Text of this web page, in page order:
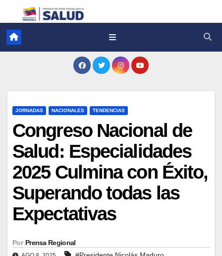
JORNADAS NACIONALES TENDENCIAS
Congreso Nacional de
Salud: Especialidades
2025 Culmina con Éxito,
Superando todas las
Expectativas
Por Prensa Regional